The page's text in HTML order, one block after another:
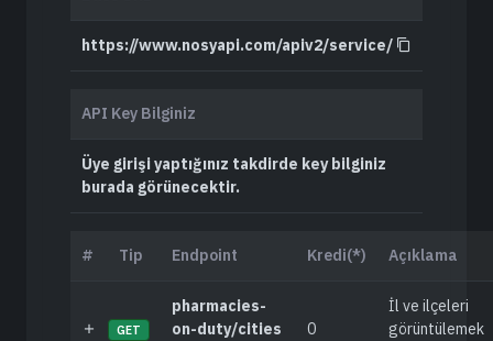
https://www.nosyapi.com/apiv2/service/
API Key Bilginiz
Üye girişi yaptığınız takdirde key bilginiz
burada görünecektir.
# Tip Endpoint Kredi(*) Açıklama
GET
pharmacies-
on-duty/cities
0
İl ve ilçeleri
görüntülemek